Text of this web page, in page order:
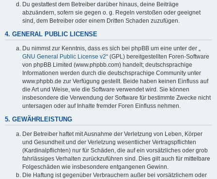
Du gestattest dem Betreiber darüber hinaus, deine Beiträge
abzuändern, sofern sie gegen o. g. Regeln verstoßen oder geeignet
sind, dem Betreiber oder einem Dritten Schaden zuzufügen.
4. GENERAL PUBLIC LICENSE
Du nimmst zur Kenntnis, dass es sich bei phpBB um eine unter der „
GNU General Public License v2“ (GPL) bereitgestellten Foren-Software
von phpBB Limited (www.phpbb.com) handelt; deutschsprachige
Informationen werden durch die deutschsprachige Community unter
www.phpbb.de zur Verfügung gestellt. Beide haben keinen Einfluss auf
die Art und Weise, wie die Software verwendet wird. Sie können
insbesondere die Verwendung der Software für bestimmte Zwecke nicht
untersagen oder auf Inhalte fremder Foren Einfluss nehmen.
5. GEWÄHRLEISTUNG
Der Betreiber haftet mit Ausnahme der Verletzung von Leben, Körper
und Gesundheit und der Verletzung wesentlicher Vertragspflichten
(Kardinalpflichten) nur für Schäden, die auf ein vorsätzliches oder grob
fahrlässiges Verhalten zurückzuführen sind. Dies gilt auch für mittelbare
Folgeschäden wie insbesondere entgangenen Gewinn.
Die Haftung ist gegenüber Verbrauchern außer bei vorsätzlichem oder